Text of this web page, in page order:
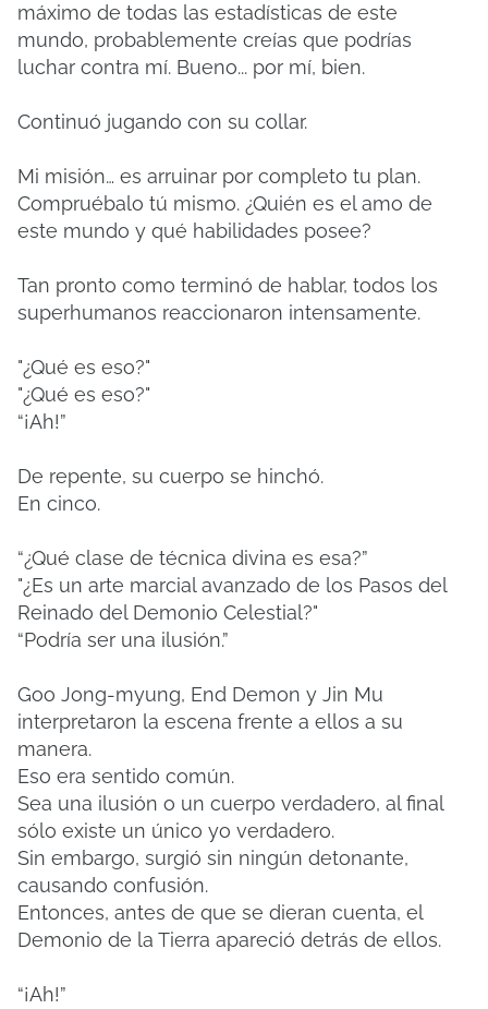
máximo de todas las estadísticas de este
mundo, probablemente creías que podrías
luchar contra mí. Bueno... por mí, bien.
Continuó jugando con su collar.
Mi misión… es arruinar por completo tu plan.
Compruébalo tú mismo. ¿Quién es el amo de
este mundo y qué habilidades posee?
Tan pronto como terminó de hablar, todos los
superhumanos reaccionaron intensamente.
"¿Qué es eso?"
"¿Qué es eso?"
“¡Ah!”
De repente, su cuerpo se hinchó.
En cinco.
“¿Qué clase de técnica divina es esa?”
"¿Es un arte marcial avanzado de los Pasos del
Reinado del Demonio Celestial?"
“Podría ser una ilusión.”
Goo Jong-myung, End Demon y Jin Mu
interpretaron la escena frente a ellos a su
manera.
Eso era sentido común.
Sea una ilusión o un cuerpo verdadero, al final
sólo existe un único yo verdadero.
Sin embargo, surgió sin ningún detonante,
causando confusión.
Entonces, antes de que se dieran cuenta, el
Demonio de la Tierra apareció detrás de ellos.
“¡Ah!”